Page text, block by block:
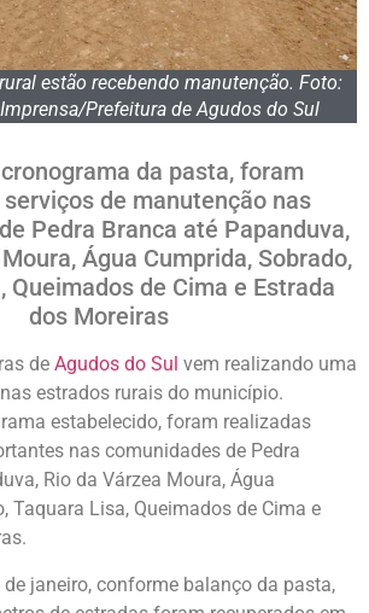
estão recebendo manutenção. Foto:
Prefeitura de Agudos do Sul
da pasta, foram
de manutenção nas
Pedra Branca até Papanduva,
Água Cumprida, Sobrado,
Queimados de Cima e Estrada
dos Moreiras
de Agudos do Sul vem realizando uma
estrados rurais do município.
estabelecido, foram realizadas
nas comunidades de Pedra
Rio da Várzea Moura, Água
Taquara Lisa, Queimados de Cima e
janeiro, conforme balanço da pasta,